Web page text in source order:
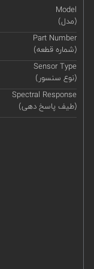
Model
(مدل)
Part Number
(شماره قطعه)
Sensor Type
(نوع سنسور)
Spectral Response
(طیف پاسخ دهی)